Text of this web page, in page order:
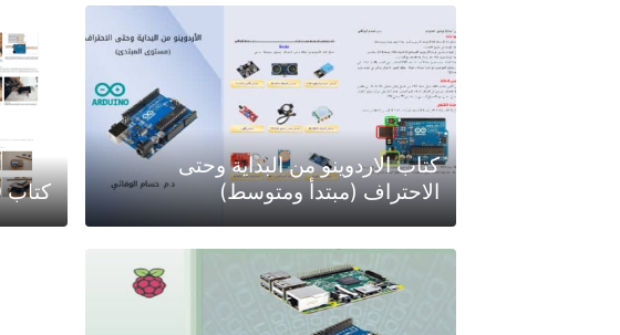
كتاب الاردوينو من البداية وحتى
الاحتراف (مبتدأ ومتوسط)
كتاب 20 مشروع لا يصدق بالأردوينو